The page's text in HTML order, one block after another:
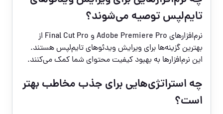
تایم‌لپس توصیه می‌شوند؟
نرم‌افزارهای Adobe Premiere Pro و Final Cut Pro از
بهترین گزینه‌ها برای ویرایش ویدئوهای تایم‌لپس هستند.
این نرم‌افزارها به بهبود کیفیت محتوای شما کمک می‌کنند.
چه استراتژی‌هایی برای جذب مخاطب بهتر
است؟